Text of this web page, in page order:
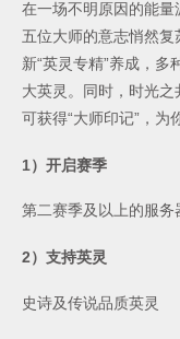
在一场不明原因的能
五位大师的意志悄然
新“英灵专精”养成，
大英灵。同时，时光之
可获得“大师印记”，为
1）开启赛季
第二赛季及以上的服务
2）支持英灵
史诗及传说品质英灵